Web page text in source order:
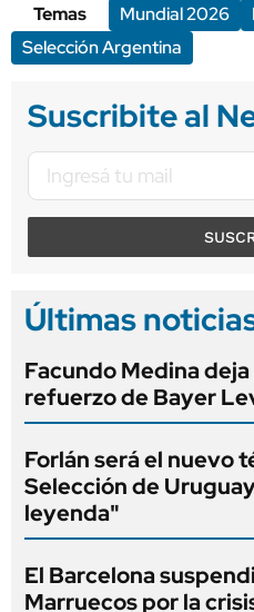
Temas
Mundial 2026
Selección Argentina
Suscribite al
Últimas
Facundo Medina
refuerzo de Bayer
Forlán será el nuevo
Selección de
leyenda"
El Barcelona
Marruecos por la